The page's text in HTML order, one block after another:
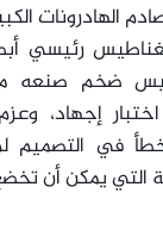
الهادرونات
مغناطيس رئيسي
ضخم صنعه
إجهاد،
في التصميم
التي يمكن أن